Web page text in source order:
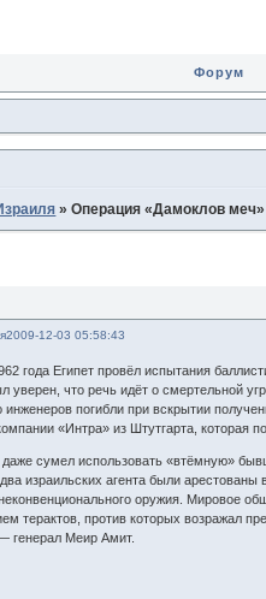
Форум
»Операция «Дамоклов меч»
2009-12-03 05:58:43
года Египет провёл испытания
уверен, что речь идёт о смертельной
инженеров погибли при вскрытии
«Интра» из Штутгарта, которая
сумел использовать «втёмную»
два израильских агента были
оружия. Мировое
терактов, против которых возражал
генерал Меир Амит.